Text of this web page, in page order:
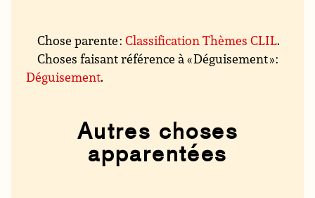
Chose parente :Classification Thèmes CLIL.
Choses faisant référence à « Déguisement » :
Déguisement.
Autres choses
apparentées